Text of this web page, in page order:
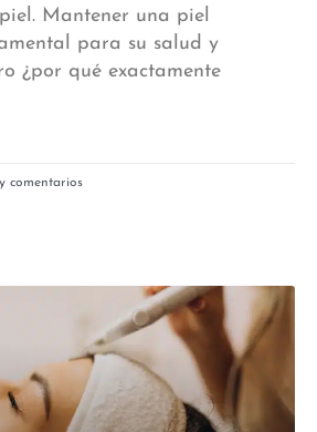
Mantener una piel
para su salud y
¿por qué exactamente
comentarios